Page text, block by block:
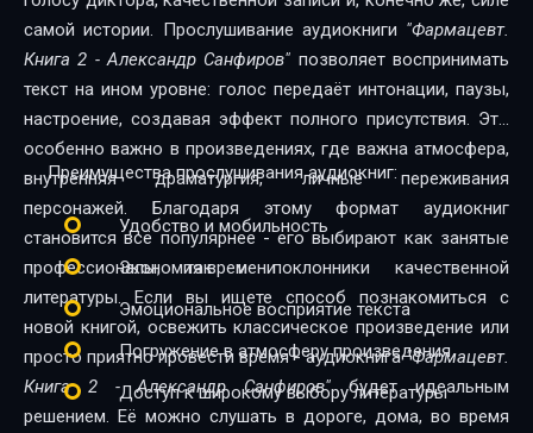
самой истории. Прослушивание аудиокниги "Фармацевт.
Книга 2 - Александр Санфиров" позволяет воспринимать
текст на ином уровне: голос передаёт интонации, паузы,
настроение, создавая эффект полного присутствия. Это
особенно важно в произведениях, где важна атмосфера,
внутренняя драматургия, личные переживания
персонажей. Благодаря этому формат аудиокниг
становится всё популярнее - его выбирают как занятые
профессионалы, так и поклонники качественной
литературы. Если вы ищете способ познакомиться с
новой книгой, освежить классическое произведение или
просто приятно провести время - аудиокнига"Фармацевт.
Книга 2 - Александр Санфиров"будет идеальным
решением. Её можно слушать в дороге, дома, во время
Преимущества прослушивания аудиокниг:
Удобство и мобильность
Экономия времени
Эмоциональное восприятие текста
Погружение в атмосферу произведения
Доступ к широкому выбору литературы